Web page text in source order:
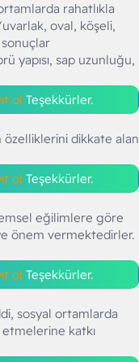
rahatlıkla
oval, köşeli,
sonuçlar
yapısı, sap uzunluğu,
ol Teşekkürler.
özelliklerini dikkate alan
ol Teşekkürler.
eğilimlere göre
önem vermektedirler.
ol Teşekkürler.
sosyal ortamlarda
katkı